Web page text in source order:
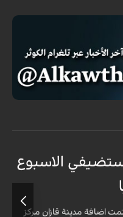
الاسبوع
اضافة مدينة قازان مركز